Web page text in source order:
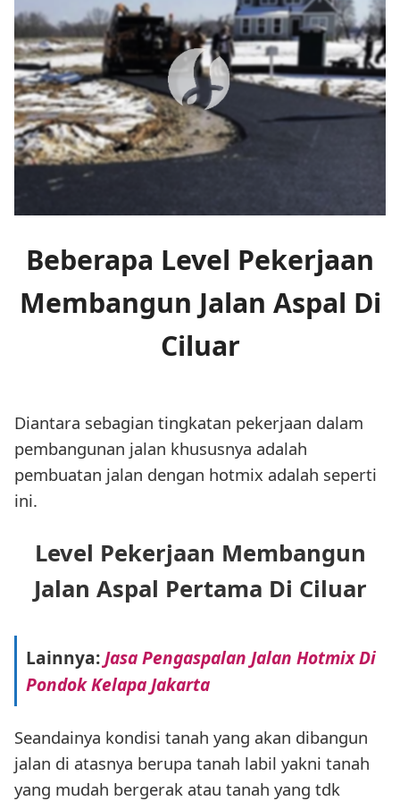
Beberapa Level Pekerjaan
Membangun Jalan Aspal Di
Ciluar
Diantara sebagian tingkatan pekerjaan dalam
pembangunan jalan khususnya adalah
pembuatan jalan dengan hotmix adalah seperti
ini.
Level Pekerjaan Membangun
Jalan Aspal Pertama Di Ciluar
Lainnya:Jasa Pengaspalan Jalan Hotmix Di
Pondok Kelapa Jakarta
Seandainya kondisi tanah yang akan dibangun
jalan di atasnya berupa tanah labil yakni tanah
yang mudah bergerak atau tanah yang tdk